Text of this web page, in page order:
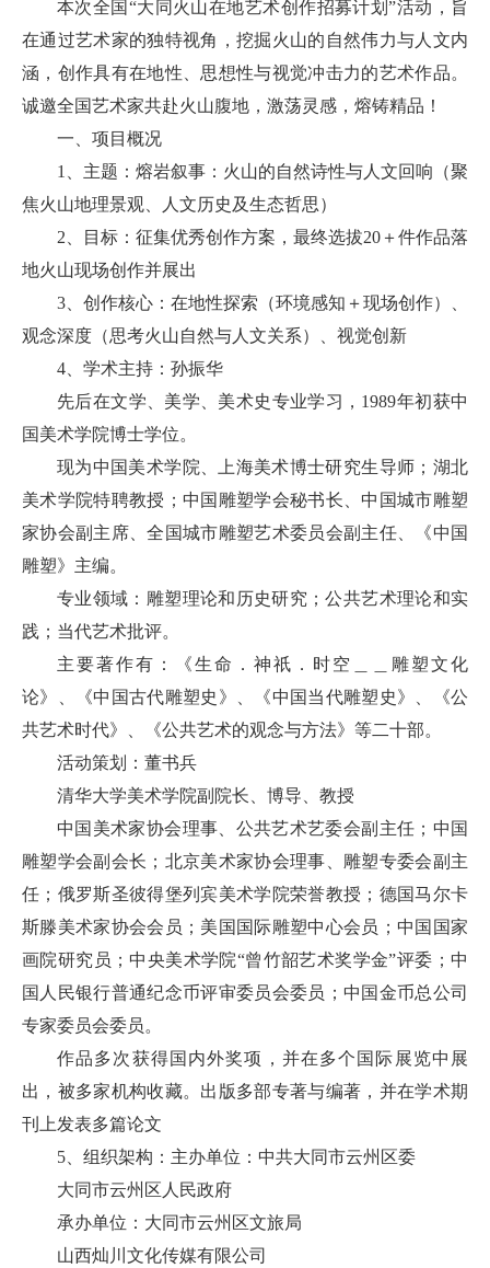
本次全国“大同火山在地艺术创作招募计划”活动，旨
在通过艺术家的独特视角，挖掘火山的自然伟力与人文内
涵，创作具有在地性、思想性与视觉冲击力的艺术作品。
诚邀全国艺术家共赴火山腹地，激荡灵感，熔铸精品！
一、项目概况
1、主题：熔岩叙事：火山的自然诗性与人文回响（聚
焦火山地理景观、人文历史及生态哲思）
2、目标：征集优秀创作方案，最终选拔20＋件作品落
地火山现场创作并展出
3、创作核心：在地性探索（环境感知＋现场创作）、
观念深度（思考火山自然与人文关系）、视觉创新
4、学术主持：孙振华
先后在文学、美学、美术史专业学习，1989年初获中
国美术学院博士学位。
现为中国美术学院、上海美术博士研究生导师；湖北
美术学院特聘教授；中国雕塑学会秘书长、中国城市雕塑
家协会副主席、全国城市雕塑艺术委员会副主任、《中国
雕塑》主编。
专业领域：雕塑理论和历史研究；公共艺术理论和实
践；当代艺术批评。
主要著作有：《生命．神祇．时空＿＿雕塑文化
论》、《中国古代雕塑史》、《中国当代雕塑史》、《公
共艺术时代》、《公共艺术的观念与方法》等二十部。
活动策划：董书兵
清华大学美术学院副院长、博导、教授
中国美术家协会理事、公共艺术艺委会副主任；中国
雕塑学会副会长；北京美术家协会理事、雕塑专委会副主
任；俄罗斯圣彼得堡列宾美术学院荣誉教授；德国马尔卡
斯滕美术家协会会员；美国国际雕塑中心会员；中国国家
画院研究员；中央美术学院“曾竹韶艺术奖学金”评委；中
国人民银行普通纪念币评审委员会委员；中国金币总公司
专家委员会委员。
作品多次获得国内外奖项，并在多个国际展览中展
出，被多家机构收藏。出版多部专著与编著，并在学术期
刊上发表多篇论文
5、组织架构：主办单位：中共大同市云州区委
大同市云州区人民政府
承办单位：大同市云州区文旅局
山西灿川文化传媒有限公司